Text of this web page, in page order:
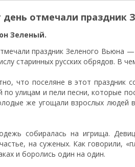
день отмечали праздник
Зеленый.
праздник Зеленого Вьюна
старинных русских обрядов. В
что поселяне в этот праздник
по улицам и пели песни, которые
же угощали взрослых людей
собиралась на игрища.
на суженых. Как говорили,
и боролись один на один.